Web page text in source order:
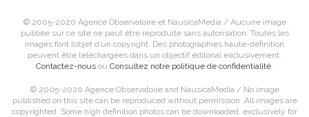
© 2005-2020 Agence Observatoire et NausicaMedia / Aucune image
publiée sur ce site ne peut être reproduite sans autorisation. Toutes les
images font l’objet d’un copyright. Des photographies haute-définition
peuvent être téléchargées dans un objectif éditorial exclusivement.
Contactez-nous ou Consultez notre politique de confidentialité.
© 2005-2020 Agence Observatoire and NausicaMedia / No image
published on this site can be reproduced without permission. All images are
copyrighted. Some high definition photos can be downloaded, exclusively for